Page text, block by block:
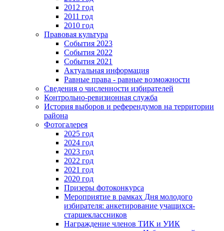
2012 год
2011 год
2010 год
Правовая культура
События 2023
События 2022
События 2021
Актуальная информация
Равные права - равные возможности
Сведения о численности избирателей
Контрольно-ревизионная служба
История выборов и референдумов на территории
района
Фотогалерея
2025 год
2024 год
2023 год
2022 год
2021 год
2020 год
Призеры фотоконкурса
Мероприятие в рамках Дня молодого
избирателя: анкетирование учащихся-
старшеклассников
Награждение членов ТИК и УИК